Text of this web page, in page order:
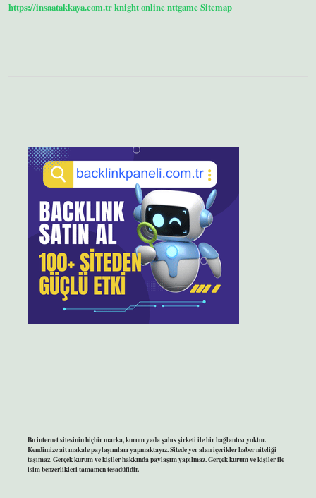
https://insaatakkaya.com.trknight onlinenttgameSitemap
Bu internet sitesinin hiçbir marka, kurum yada şahıs şirketi ile bir bağlantısı yoktur.
Kendimize ait makale paylaşımları yapmaktayız. Sitede yer alan içerikler haber niteliği
taşımaz. Gerçek kurum ve kişiler hakkında paylaşım yapılmaz. Gerçek kurum ve kişiler ile
isim benzerlikleri tamamen tesadüfidir.